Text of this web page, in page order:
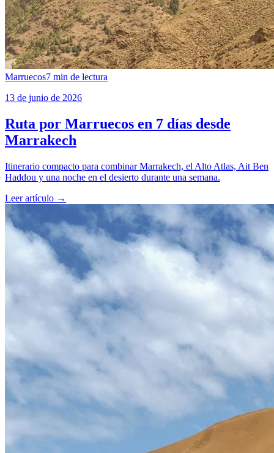
Marruecos7 min de lectura
13 de junio de 2026
Ruta por Marruecos en 7 días desde
Marrakech
Itinerario compacto para combinar Marrakech, el Alto Atlas, Ait Ben
Haddou y una noche en el desierto durante una semana.
Leer artículo →